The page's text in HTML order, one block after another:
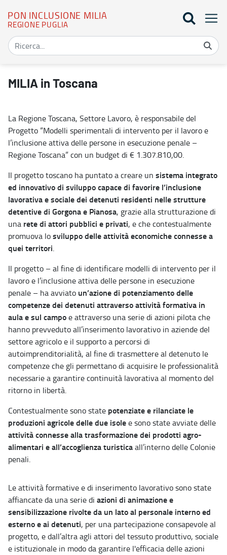
PON INCLUSIONE MILIA
REGIONE PUGLIA
Presentazione Toscana - PON Inclusione MILIA
MILIA in Toscana
La Regione Toscana, Settore Lavoro, è responsabile del
Progetto “Modelli sperimentali di intervento per il lavoro e
l’inclusione attiva delle persone in esecuzione penale –
Regione Toscana” con un budget di € 1.307.810,00.
Il progetto toscano ha puntato a creare un sistema integrato
ed innovativo di sviluppo capace di favorire l’inclusione
lavorativa e sociale dei detenuti residenti nelle strutture
detentive di Gorgona e Pianosa, grazie alla strutturazione di
una rete di attori pubblici e privati, e che contestualmente
promuova losviluppo delle attività economiche connesse a
quei territori.
Il progetto – al fine di identificare modelli di intervento per il
lavoro e l’inclusione attiva delle persone in esecuzione
penale – ha avviato un’azione di potenziamento delle
competenze dei detenuti attraverso attività formativa in
aula e sul campoe attraverso una serie di azioni pilota che
hanno prevveduto all’inserimento lavorativo in aziende del
settore agricolo e il supporto a percorsi di
autoimprenditorialità, al fine di trasmettere al detenuto le
competenze che gli permettano di acquisire le professionalità
necessarie a garantire continuità lavorativa al momento del
ritorno in libertà.
Contestualmente sono state potenziate e rilanciate le
produzioni agricole delle due isolee sono state avviate delle
attività connesse alla trasformazione dei prodotti agro-
alimentari e all’accoglienza turisticaall’interno delle Colonie
penali.
Le attività formative e di inserimento lavorativo sono state
affiancate da una serie di azioni di animazione e
sensibilizzazione rivolte da un lato al personale interno ed
esterno e ai detenuti, per una partecipazione consapevole al
progetto, e dall’altra agli attori del tessuto produttivo, sociale
e istituzionale in modo da garantire l'efficacia delle azioni